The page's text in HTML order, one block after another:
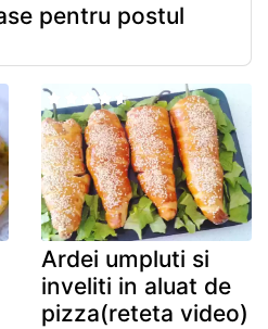
pentru postul
Ardei umpluti si
inveliti in aluat de
pizza(reteta video)